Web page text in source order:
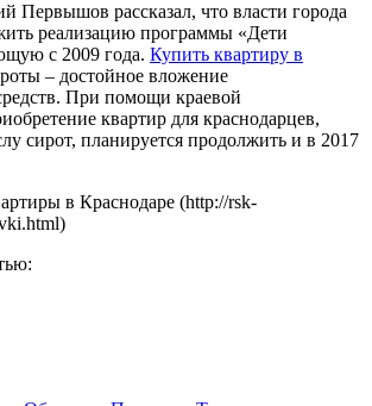
Первышов рассказал, что власти города
реализацию программы «Дети
с 2009 года. Купить квартиру в
– достойное вложение
При помощи краевой
квартир для краснодарцев,
сирот, планируется продолжить и в 2017
в Краснодаре (http://rsk-